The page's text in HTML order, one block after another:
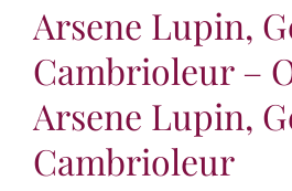
Arsene Lupin,
Cambrioleur –
Arsene Lupin,
Cambrioleur